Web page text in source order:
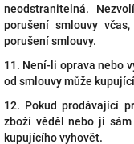
neodstranitelná.
porušení smlouvy
porušení smlouvy.
11. Není-li oprava nebo
od smlouvy může
12. Pokud prodávající
zboží věděl nebo ji
kupujícího vyhovět.